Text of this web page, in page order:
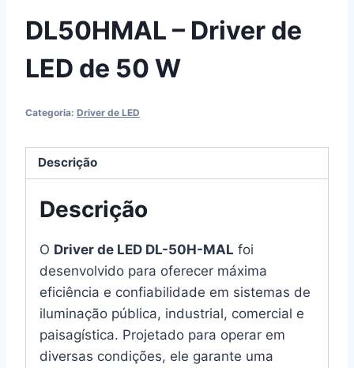
DL50HMAL – Driver de
LED de 50 W
Categoria: Driver de LED
Descrição
Descrição
O Driver de LED DL-50H-MAL foi
desenvolvido para oferecer máxima
eficiência e confiabilidade em sistemas de
iluminação pública, industrial, comercial e
paisagística. Projetado para operar em
diversas condições, ele garante uma